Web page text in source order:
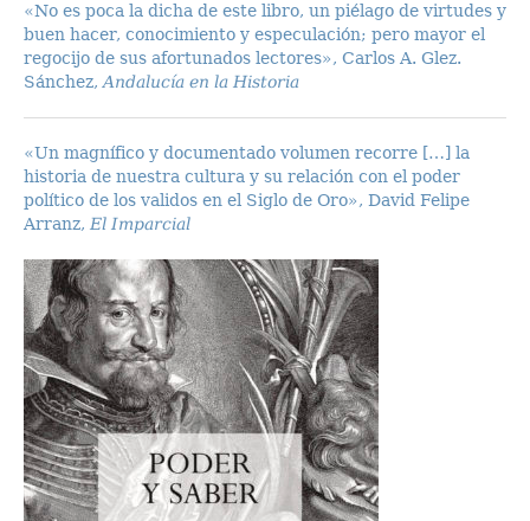
«No es poca la dicha de este libro, un piélago de virtudes y
buen hacer, conocimiento y especulación; pero mayor el
regocijo de sus afortunados lectores», Carlos A. Glez.
Sánchez,Andalucía en la Historia
«Un magnífico y documentado volumen recorre […] la
historia de nuestra cultura y su relación con el poder
político de los validos en el Siglo de Oro», David Felipe
Arranz, El Imparcial